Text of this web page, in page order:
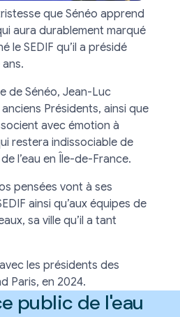
que Sénéo apprend
aura durablement marqué
le SEDIF qu’il a présidé
de Sénéo, Jean-Luc
Présidents, ainsi que
avec émotion à
restera indissociable de
l’eau en Île-de-France.
pensées vont à ses
ainsi qu’aux équipes de
sa ville qu’il a tant
les présidents des
Paris, en 2024.
public de l'eau